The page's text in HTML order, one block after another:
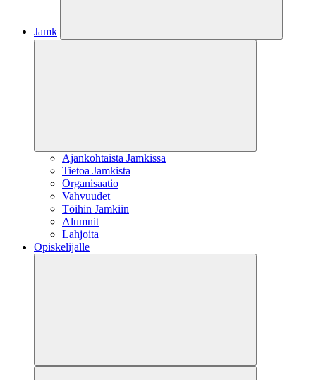
Jamk
Ajankohtaista Jamkissa
Tietoa Jamkista
Organisaatio
Vahvuudet
Töihin Jamkiin
Alumnit
Lahjoita
Opiskelijalle